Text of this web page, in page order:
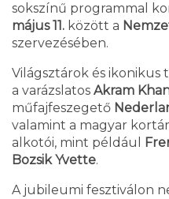
sokszínű programmal
május 11. között a
szervezésében.
Világsztárok és
a varázslatos Akram
műfajfeszegető
valamint a magyar
alkotói, mint például
Bozsik Yvette.
A jubileumi fesztiválon